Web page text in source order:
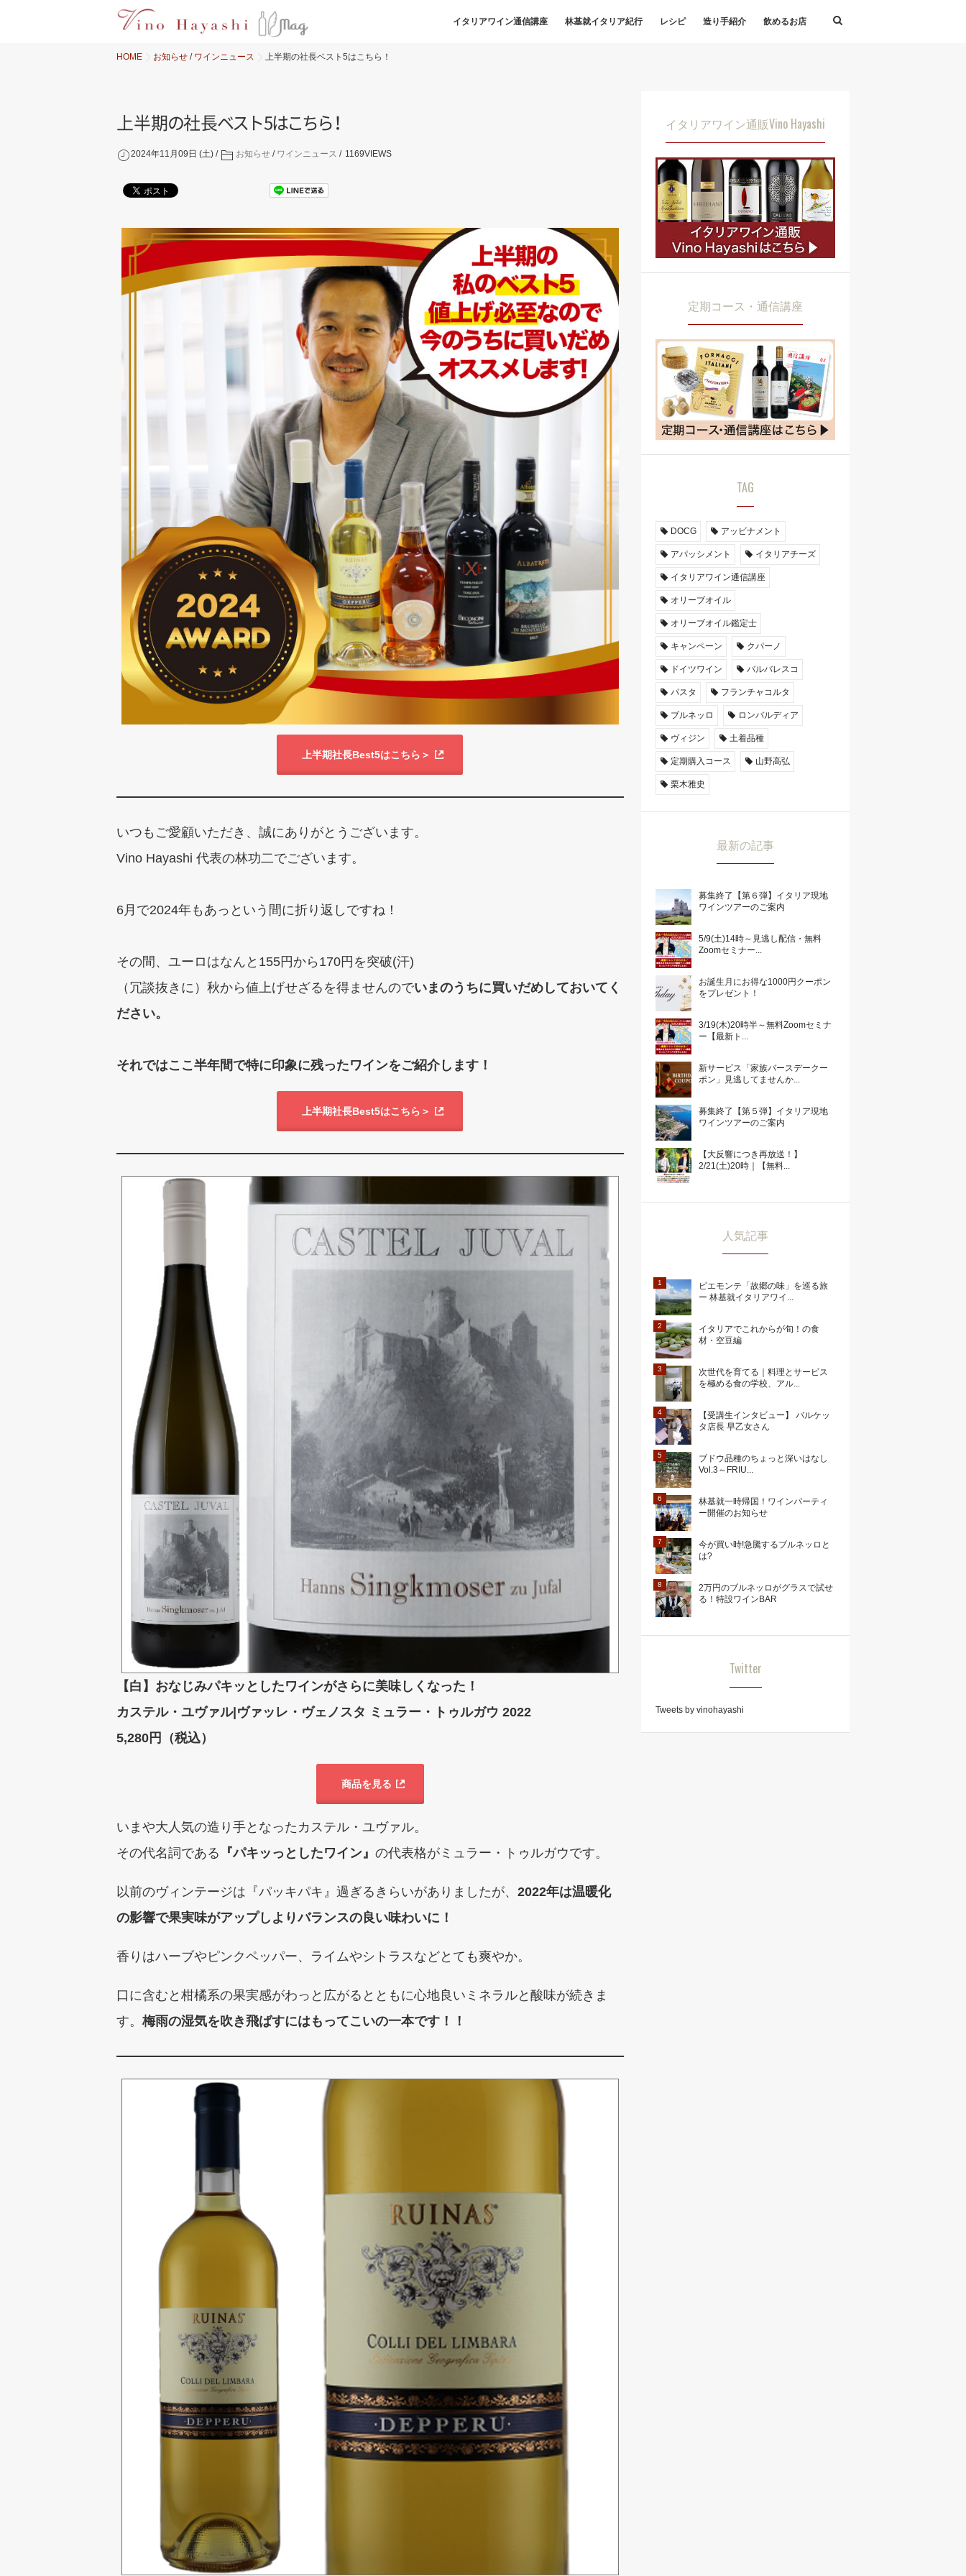
イタリアワイン通信講座 林基就イタリア紀行 レシピ 造り手紹介 飲めるお店
HOME お知らせ / ワインニュース 上半期の社長ベスト5はこちら！
上半期の社長ベス ト5はこちら！
2024年11月09日 (土) お知らせ / ワインニュース 1169VIEWS
上半期社長Best5はこちら＞
いつもご愛顧いただき、誠にありがとうございます。
Vino Hayashi 代表の林功二でございます。
6月で2024年もあっという間に折り返しですね！
その間、ユーロはなんと155円から170円を突破(汗)
（冗談抜きに）秋から値上げせざるを得ませんのでいまのうちに買いだめしておいてく
ださい。
それではここ半年間で特に印象に残ったワインをご紹介します！
上半期社長Best5はこちら＞
【白】おなじみパキッとしたワインがさらに美味しくなった！
カステル・ユヴァル|ヴァッレ・ヴェノスタ ミュラー・トゥルガウ 2022
5,280円（税込）
商品を見る
いまや大人気の造り手となったカステル・ユヴァル。
その代名詞である 『パキッっとしたワイン』 の代表格がミュラー・トゥルガウです。
以前のヴィンテージは『パッキパキ』過ぎるきらいがありましたが、 2022年は温暖化
の影響で果実味がアップしよりバランスの良い味わいに！
香りはハーブやピンクペッパー、ライムやシトラスなどとても爽やか。
口に含むと柑橘系の果実感がわっと広がるとともに心地良いミネラルと酸味が続きま
す。 梅雨の湿気を吹き飛ばすにはもってこいの一本です！！
イタリアワイン通販Vino Hayashi
定期コース・通信講座
TAG
DOCG アッビナメント
アパッシメント イタリアチーズ
イタリアワイン通信講座
オリーブオイル
オリーブオイル鑑定士
キャンペーン クパーノ
ドイツワイン バルバレスコ
パスタ フランチャコルタ
ブルネッロ ロンバルディア
ヴィジン 土着品種
定期購入コース 山野高弘
栗木雅史
最新の記事
募集終了【第６弾】イタリア現地
ワインツアーのご案内
5/9(土)14時～見逃し配信・無料
Zoomセミナー...
お誕生月にお得な1000円クーポン
をプレゼント！
3/19(木)20時半～無料Zoomセミナ
ー【最新ト...
新サービス「家族バースデークー
ポン」見逃してませんか...
募集終了【第５弾】イタリア現地
ワインツアーのご案内
【大反響につき再放送！】
2/21(土)20時｜【無料...
人気記事
ピエモンテ「故郷の味」を巡る旅
ー 林基就イタリアワイ...
イタリアでこれからが旬！の食
材・空豆編
次世代を育てる｜料理とサービス
を極める食の学校、アル...
【受講生インタビュー】 バルケッ
タ店長 早乙女さん
ブドウ品種のちょっと深いはなし
Vol.3～FRIU...
林基就一時帰国！ワインパーティ
ー開催のお知らせ
今が買い時!急騰するブルネッロと
は?
2万円のブルネッロがグラスで試せ
る！特設ワインBAR
Twitter
Tweets by vinohayashi